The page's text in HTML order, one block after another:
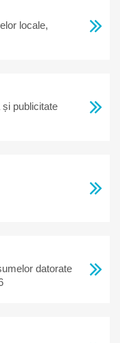
locale,
publicitate
datorate